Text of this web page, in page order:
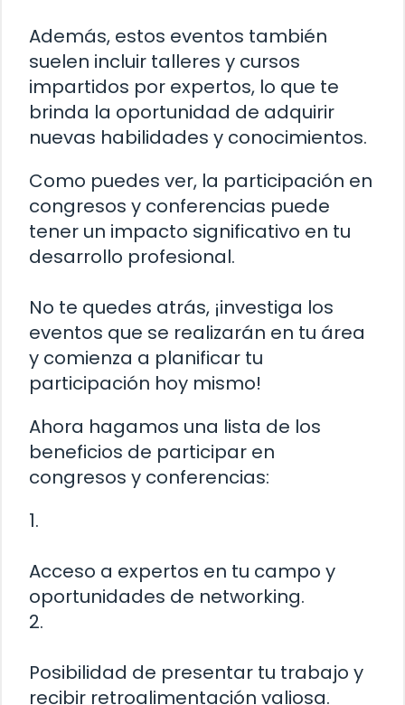
Además, estos eventos también
suelen incluir talleres y cursos
impartidos por expertos, lo que te
brinda la oportunidad de adquirir
nuevas habilidades y conocimientos.
Como puedes ver, la participación en
congresos y conferencias puede
tener un impacto significativo en tu
desarrollo profesional.
No te quedes atrás, ¡investiga los
eventos que se realizarán en tu área
y comienza a planificar tu
participación hoy mismo!
Ahora hagamos una lista de los
beneficios de participar en
congresos y conferencias:
1.
Acceso a expertos en tu campo y
oportunidades de networking.
2.
Posibilidad de presentar tu trabajo y
recibir retroalimentación valiosa.